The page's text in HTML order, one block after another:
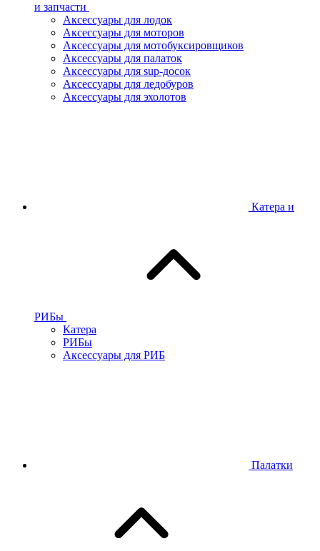
и запчасти
Аксессуары для лодок
Аксессуары для моторов
Аксессуары для мотобуксировщиков
Аксессуары для палаток
Аксессуары для sup-досок
Аксессуары для ледобуров
Аксессуары для эхолотов
Катера и
РИБы
Катера
РИБы
Аксессуары для РИБ
Палатки